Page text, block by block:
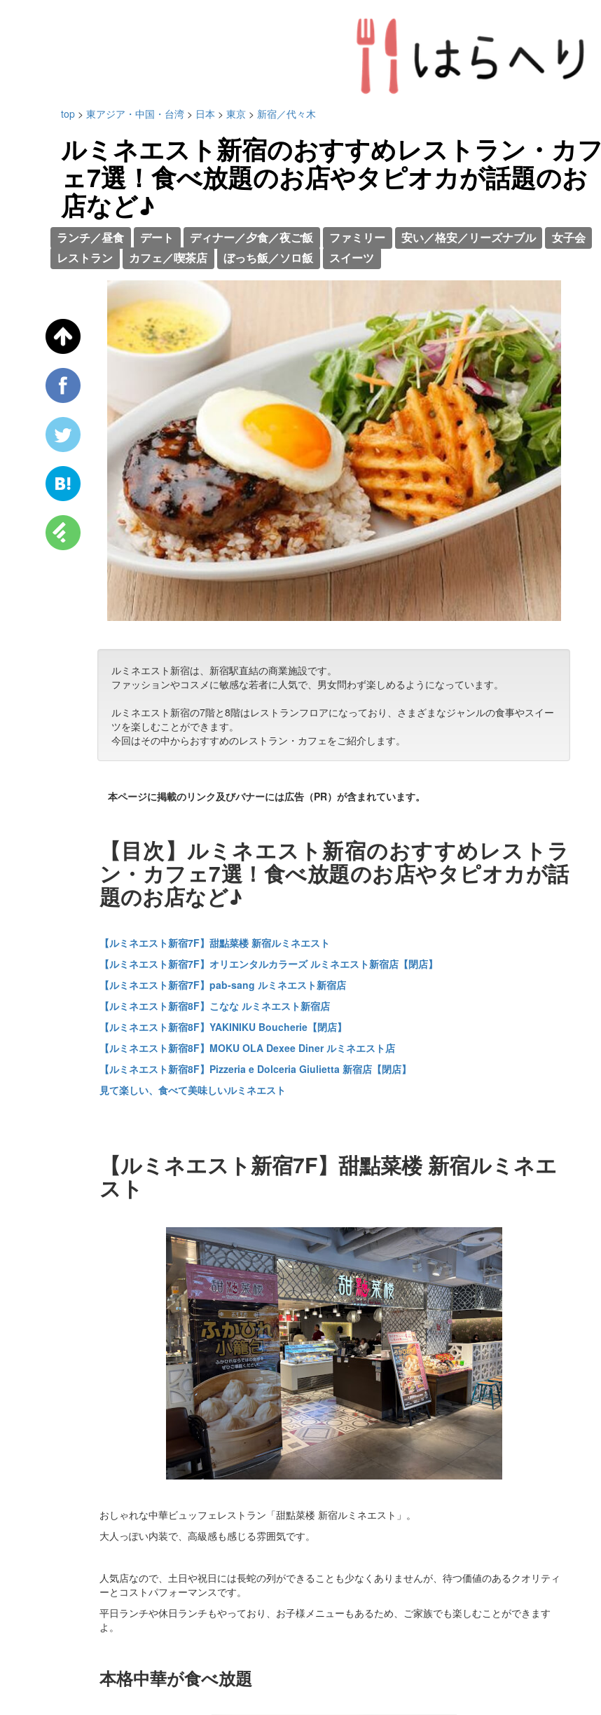
top > 東アジア・中国・台湾 > 日本 > 東京 > 新宿／代々木
ルミネエスト新宿のおすすめレストラン・カフ
ェ7選！食べ放題のお店やタピオカが話題のお
店など♪
ランチ／昼食 デート ディナー／夕食／夜ご飯 ファミリー 安い／格安／リーズナブル
女子会
レストラン
カフェ／喫茶店 ぼっち飯／ソロ飯 スイーツ
ルミネエスト新宿は、新宿駅直結の商業施設です。
ファッションやコスメに敏感な若者に人気で、男女問わず楽しめるようになっています。
ルミネエスト新宿の7階と8階はレストランフロアになっており、さまざまなジャンルの食事やスイー
ツを楽しむことができます。
今回はその中からおすすめのレストラン・カフェをご紹介します。
本ページに掲載のリンク及びバナーには広告（PR）が含まれています。
【目次】ルミネエスト新宿のおすすめレストラ
ン・カフェ7選！食べ放題のお店やタピオカが話
題のお店など♪
【ルミネエスト新宿7F】甜點菜楼 新宿ルミネエスト
【ルミネエスト新宿7F】オリエンタルカラーズ ルミネエスト新宿店【閉店】
【ルミネエスト新宿7F】pab-sang ルミネエスト新宿店
【ルミネエスト新宿8F】こなな ルミネエスト新宿店
【ルミネエスト新宿8F】YAKINIKU Boucherie【閉店】
【ルミネエスト新宿8F】MOKU OLA Dexee Diner ルミネエスト店
【ルミネエスト新宿8F】Pizzeria e Dolceria Giulietta 新宿店【閉店】
見て楽しい、食べて美味しいルミネエスト
【ルミネエスト新宿7F】甜點菜楼 新宿ルミネエ
スト
おしゃれな中華ビュッフェレストラン「甜點菜楼 新宿ルミネエスト」。
大人っぽい内装で、高級感も感じる雰囲気です。
人気店なので、土日や祝日には長蛇の列ができることも少なくありませんが、待つ価値のあるクオリティ
ーとコストパフォーマンスです。
平日ランチや休日ランチもやっており、お子様メニューもあるため、ご家族でも楽しむことができます
よ。
本格中華が食べ放題